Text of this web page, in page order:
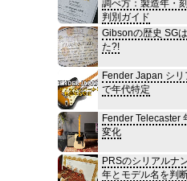
調べ方：製造年・
判別ガイド
Gibsonの歴史 SG
た?!
Fender Japan シ
で年代特定
Fender Telecaster
変化
PRSのシリアルナ
年とモデル名を判